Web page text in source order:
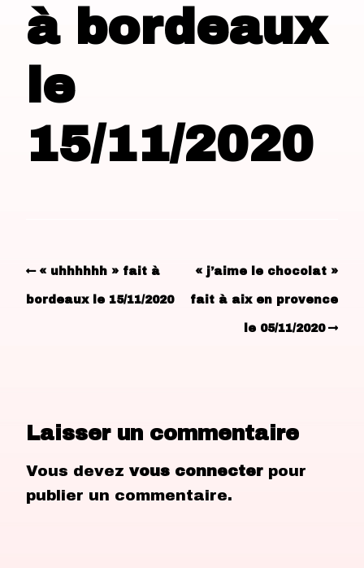
à bordeaux
le
15/11/2020
« uhhhhhh » fait à
bordeaux le 15/11/2020
« j’aime le chocolat »
fait à aix en provence
le 05/11/2020
Laisser un commentaire
Vous devez vous connecter pour
publier un commentaire.